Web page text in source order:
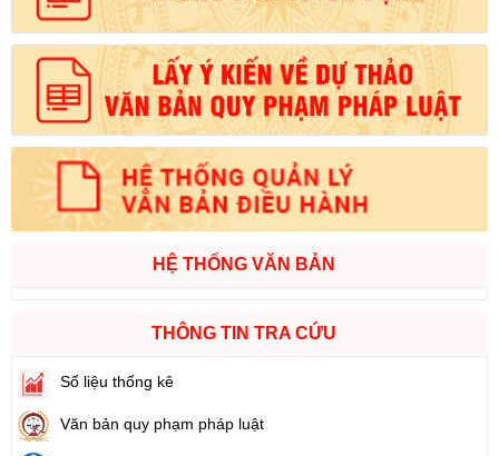
HỆ THỐNG VĂN BẢN
THÔNG TIN TRA CỨU
Số liệu thống kê
Văn bản quy phạm pháp luật